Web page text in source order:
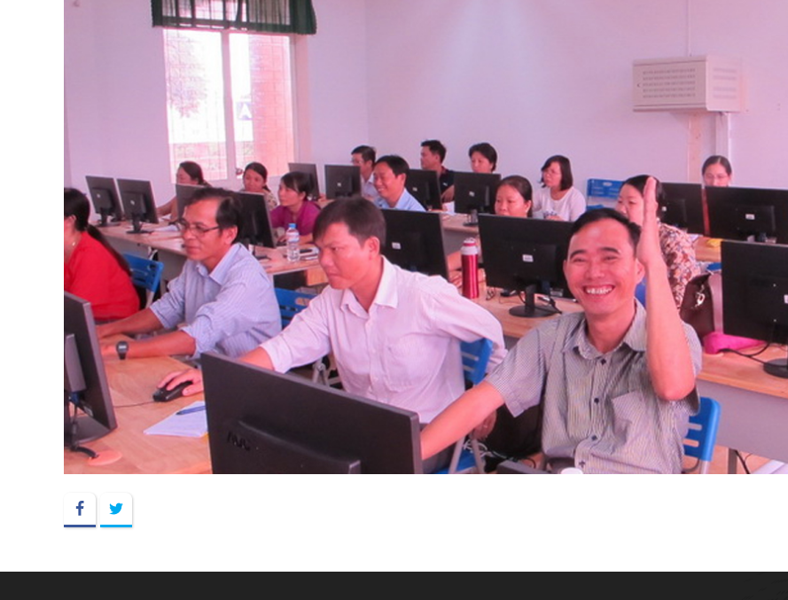
Facebook